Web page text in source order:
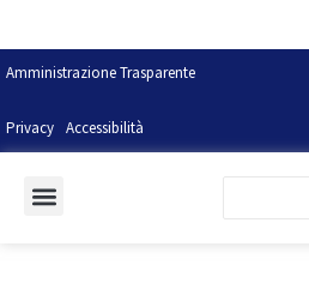
Amministrazione Trasparente
Privacy Accessibilità